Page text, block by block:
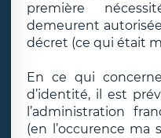
première
demeurent
décret (ce qui était
En ce qui
d’identité, il est
l’administration
(en l’occurence